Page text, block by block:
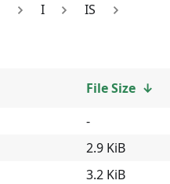
I
IS
File Size ↓
-
2.9 KiB
3.2 KiB